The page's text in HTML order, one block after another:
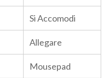
Si Accomodi
Allegare
Mousepad